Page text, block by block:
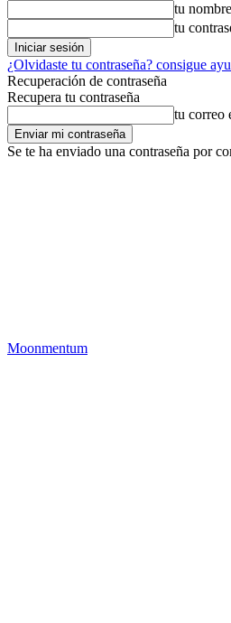
tu
tu
¿Olvidaste tu contraseña? consigue
Recuperación de contraseña
Recupera tu contraseña
tu correo
Se te ha enviado una contraseña por
Moonmentum